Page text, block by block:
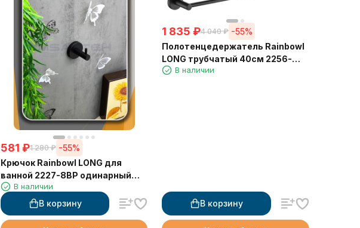
581 ₽1 280 ₽ -55%
Крючок Rainbowl LONG для
ванной 2227-8BP одинарный
чёрный матовый
В наличии
В корзину
1 835 ₽4 040 ₽ -55%
Полотенцедержатель Rainbowl
LONG трубчатый 40см 2256-
40BP черный матовый
В наличии
В корзину